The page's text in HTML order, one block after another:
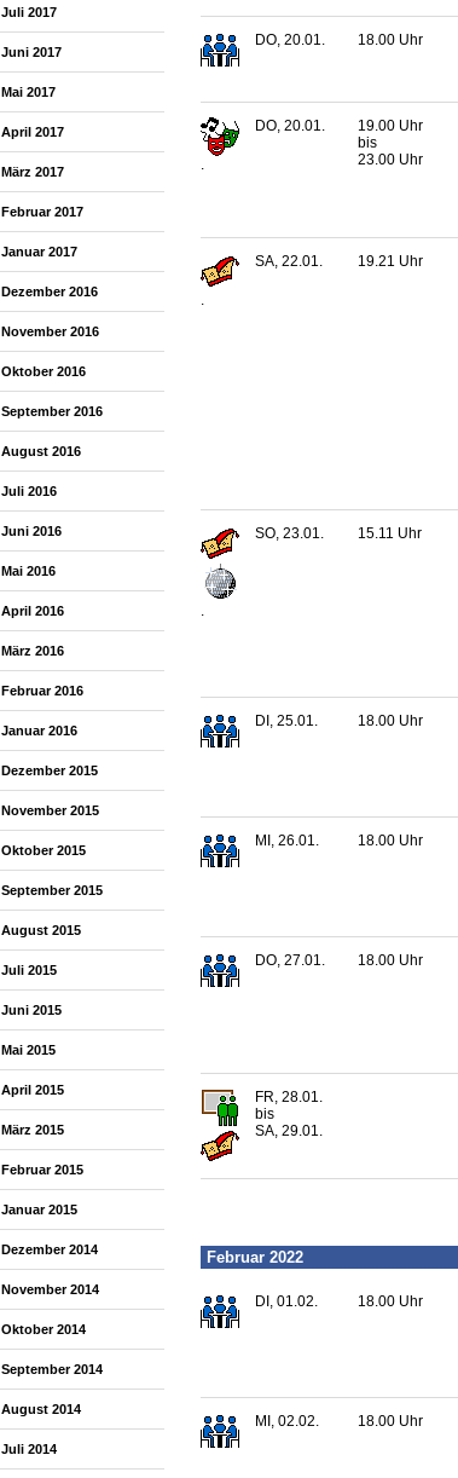
Juli 2017
Juni 2017
Mai 2017
April 2017
März 2017
Februar 2017
Januar 2017
Dezember 2016
November 2016
Oktober 2016
September 2016
August 2016
Juli 2016
Juni 2016
Mai 2016
April 2016
März 2016
Februar 2016
Januar 2016
Dezember 2015
November 2015
Oktober 2015
September 2015
August 2015
Juli 2015
Juni 2015
Mai 2015
April 2015
März 2015
Februar 2015
Januar 2015
Dezember 2014
November 2014
Oktober 2014
September 2014
August 2014
Juli 2014
DO, 20.01. 18.00 Uhr
DO, 20.01.
19.00 Uhr
bis
23.00 Uhr
.
SA, 22.01. 19.21 Uhr
.
SO, 23.01. 15.11 Uhr
DI, 25.01. 18.00 Uhr
MI, 26.01. 18.00 Uhr
DO, 27.01. 18.00 Uhr
FR, 28.01.
bis
SA, 29.01.
Februar 2022
DI, 01.02. 18.00 Uhr
MI, 02.02. 18.00 Uhr